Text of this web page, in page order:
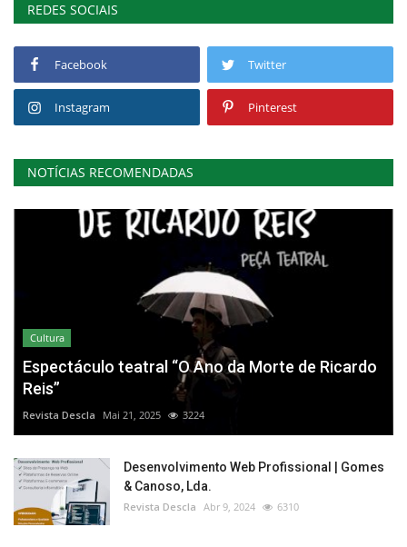
REDES SOCIAIS
Facebook Twitter
Instagram Pinterest
NOTÍCIAS RECOMENDADAS
Cultura
Espectáculo teatral “O Ano da Morte de Ricardo
Reis”
Revista Descla Mai 21, 2025 3224
Desenvolvimento Web Profissional | Gomes
& Canoso, Lda.
Revista Descla Abr 9, 2024 6310